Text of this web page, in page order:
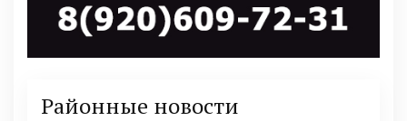
Районные новости